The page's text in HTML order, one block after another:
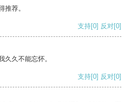
推荐。
支持[0] 反对[0]
久久不能忘怀。
支持[0] 反对[0]